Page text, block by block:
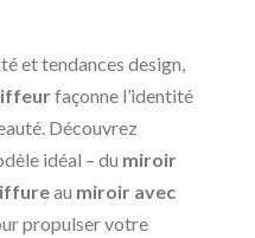
et tendances design,
façonne l’identité
Découvrez
idéal – du miroir
au miroir avec
propulser votre